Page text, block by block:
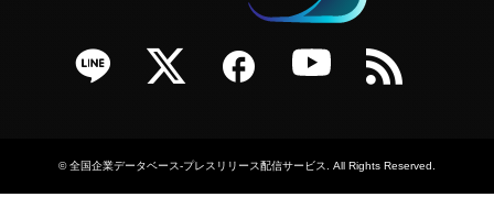
Twitter Facebook YouTube RSS
©全国企業データベース-プレスリリース配信サービス. All Rights Reserved.